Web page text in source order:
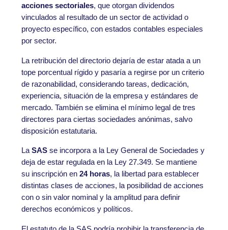
acciones sectoriales, que otorgan dividendos
vinculados al resultado de un sector de actividad o
proyecto específico, con estados contables especiales
por sector.
La retribución del directorio dejaría de estar atada a un
tope porcentual rígido y pasaría a regirse por un criterio
de razonabilidad, considerando tareas, dedicación,
experiencia, situación de la empresa y estándares de
mercado. También se elimina el mínimo legal de tres
directores para ciertas sociedades anónimas, salvo
disposición estatutaria.
La SASse incorpora a la Ley General de Sociedades y
deja de estar regulada en la Ley 27.349. Se mantiene
su inscripción en 24 horas, la libertad para establecer
distintas clases de acciones, la posibilidad de acciones
con o sin valor nominal y la amplitud para definir
derechos económicos y políticos.